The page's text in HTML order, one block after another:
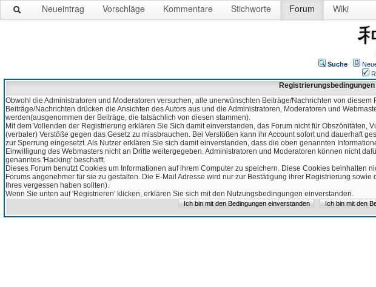
Neueintrag Vorschläge Kommentare Stichworte Forum Wiki
Suche
Registrierungsbedingungen
Obwohl die Administratoren und Moderatoren versuchen, alle unerwünschten Beiträge/Nachrichten von
Beiträge/Nachrichten drücken die Ansichten des Autors aus und die Administratoren, Moderatoren und
werden(ausgenommen der Beiträge, die tatsächlich von diesen stammen).
Mit dem Vollenden der Registrierung erklären Sie Sich damit einverstanden, das Forum nicht für
(verbaler) Verstöße gegen das Gesetz zu missbrauchen. Bei Verstößen kann ihr Account sofort und dauerhaft
zur Sperrung eingesetzt. Als Nutzer erklären Sie sich damit einverstanden, dass die oben genannten
Einwilligung des Webmasters nicht an Dritte weitergegeben. Administratoren und Moderatoren können nicht
genanntes 'Hacking' beschafft.
Dieses Forum benutzt Cookies um Informationen auf ihrem Computer zu speichern. Diese Cookies beinhalten
Forums angenehmer für sie zu gestalten. Die E-Mail Adresse wird nur zur Bestätigung ihrer Registrierung
Ihres vergessen haben sollten).
Wenn Sie unten auf 'Registrieren' klicken, erklären Sie sich mit den Nutzungsbedingungen einverstanden.